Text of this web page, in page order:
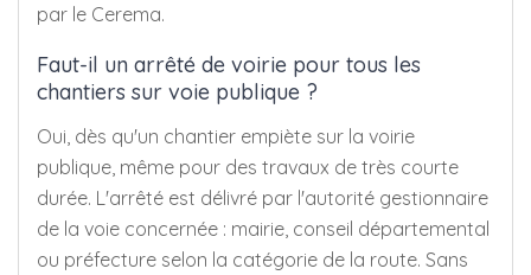
par le Cerema.
Faut-il un arrêté de voirie pour tous les
chantiers sur voie publique ?
Oui, dès qu'un chantier empiète sur la voirie
publique, même pour des travaux de très courte
durée. L'arrêté est délivré par l'autorité gestionnaire
de la voie concernée : mairie, conseil départemental
ou préfecture selon la catégorie de la route. Sans